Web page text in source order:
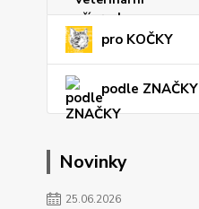
pro KOČKY
podle ZNAČKY
Novinky
25.06.2026